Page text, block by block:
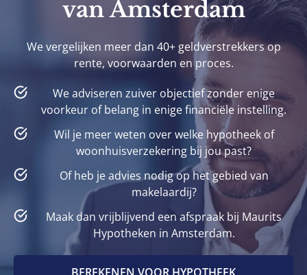
van Amsterdam
We vergelijken meer dan 40+ geldverstrekkers op
rente, voorwaarden en proces.
We adviseren zuiver objectief zonder enige
voorkeur of belang in enige financiële instelling.
Wil je meer weten over welke hypotheek of
woonhuisverzekering bij jou past?
Of heb je advies nodig op het gebied van
makelaardij?
Maak dan vrijblijvend een afspraak bij Maurits
Hypotheken in Amsterdam.